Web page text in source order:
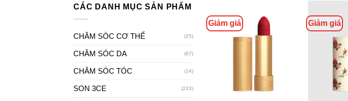
CÁC DANH MỤC SẢN PHẨM
CHĂM SÓC CƠ THỂ (25)
CHĂM SÓC DA (67)
CHĂM SÓC TÓC (14)
SON 3CE (223)
Giảm giá Giảm giá